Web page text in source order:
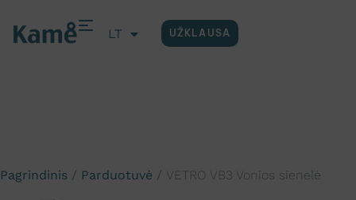
LT
EN UŽKLAUSA
Pagrindinis / Parduotuvė / VETRO VB3 Vonios sienelė